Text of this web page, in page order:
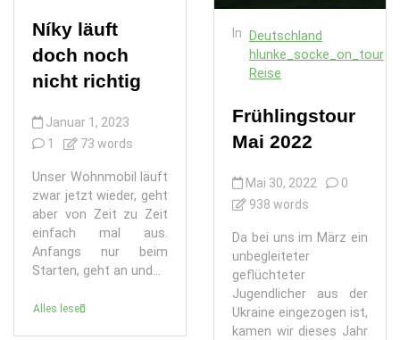
Níky läuft
doch noch
nicht richtig
Januar 1, 2023
1
73 words
Unser Wohnmobil läuft
zwar jetzt wieder, geht
aber von Zeit zu Zeit
einfach mal aus.
Anfangs nur beim
Starten, geht an und...
Alles lesen
In
Deutschland
hlunke_socke_on_tour
Reise
Frühlingstour
Mai 2022
Mai 30, 2022
0
938 words
Da bei uns im März ein
unbegleiteter
geflüchteter
Jugendlicher aus der
Ukraine eingezogen ist,
kamen wir dieses Jahr